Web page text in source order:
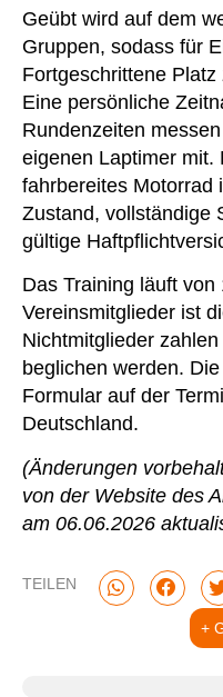
Geübt wird auf dem
Gruppen, sodass für
Fortgeschrittene
Eine persönliche
Rundenzeiten
eigenen Laptimer mit.
fahrbereites Motorrad
Zustand, vollständige
gültige
Das Training läuft
Vereinsmitglieder ist
Nichtmitglieder
beglichen werden.
Formular auf der
Deutschland.
(Änderungen
von der Website des
am 06.06.2026
TEILEN
+